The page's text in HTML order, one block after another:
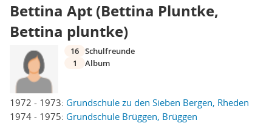
Bettina Apt (Bettina Pluntke,
Bettina pluntke)
1972 - 1973: Grundschule zu den Sieben Bergen, Rheden
1974 - 1975: Grundschule Brüggen, Brüggen
16 Schulfreunde
1
Album